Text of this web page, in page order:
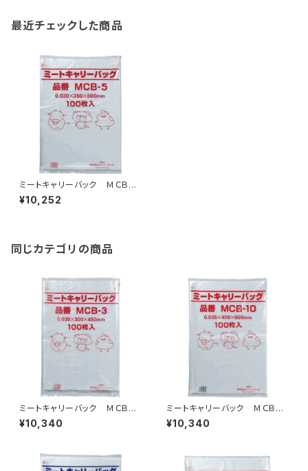
最近チェックした商品
ミートキャリーバック ＭＣＢ－
5 紐付 1500枚（100枚×15
冊）
¥10,252
同じカテゴリの商品
ミートキャリーバック ＭＣＢ－
３ 紐付 2000枚（100枚×20
冊）
¥10,340
ミートキャリーバック ＭＣＢ－1
0 紐付 1000枚（100枚×10
冊）
¥10,340